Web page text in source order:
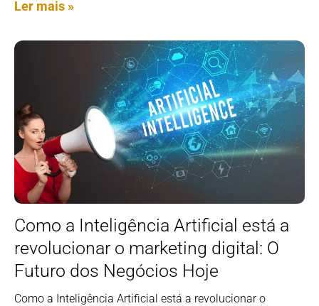
Ler mais »
Como a Inteligência Artificial está a
revolucionar o marketing digital: O
Futuro dos Negócios Hoje
Como a Inteligência Artificial está a revolucionar o